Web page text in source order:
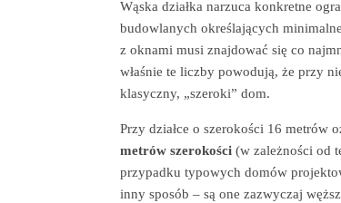
Wąska działka narzuca konkretne
budowlanych określających
z oknami musi znajdować się co
właśnie te liczby powodują, że przy
klasyczny, „szeroki” dom.
Przy działce o szerokości 16 metrów
metrów szerokości (w zależności od
przypadku typowych domów
inny sposób – są one zazwyczaj